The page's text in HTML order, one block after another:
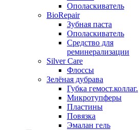
Ополаскиватель
BioRepair
Зубная паста
Ополаскиватель
Средство для
реминерализации
Silver Care
Флоссы
Зелёная дубрава
Губка гемост.коллаг.
Микротупферы
Пластины
Повязка
Эмалан гель